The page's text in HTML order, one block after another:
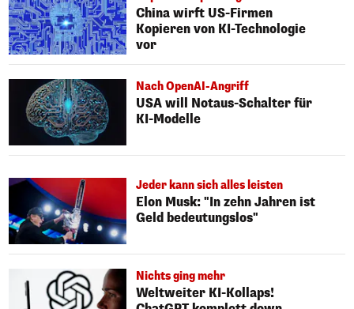
China wirft US-Firmen
Kopieren von KI-Technologie
vor
Nach OpenAI-Angriff
USA will Notaus-Schalter für
KI-Modelle
Jeder kann sich alles leisten
Elon Musk: "In zehn Jahren ist
Geld bedeutungslos"
Nichts ging mehr
Weltweiter KI-Kollaps!